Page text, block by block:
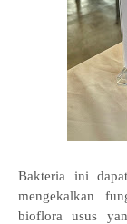
Bakteria ini
mengekalkan
bioflora usus